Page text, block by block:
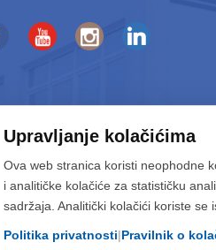
Upravljanje kolačićima
Ova web stranica koristi neophodne
i analitičke kolačiće za statističku
sadržaja. Analitički kolačići koriste se
Politika privatnosti|Pravilnik o
©